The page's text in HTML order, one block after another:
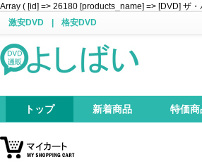
Array ( [id] => 26180 [products_name] => [DVD] ザ
激安DVD
格安DVD
トップ 新着商品 特価商